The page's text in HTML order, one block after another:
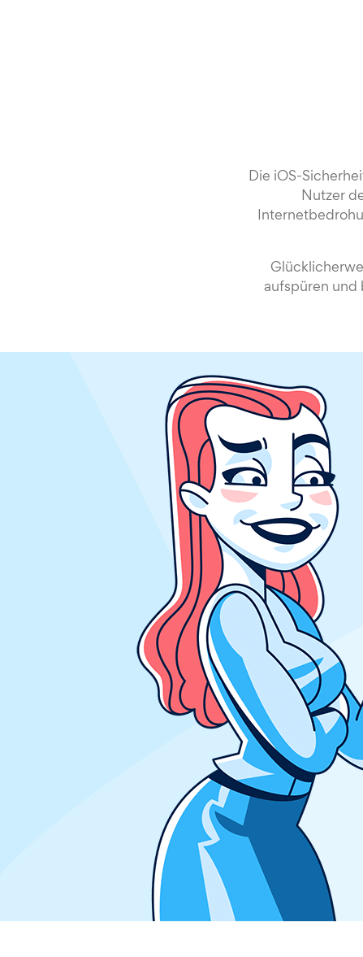
Die iOS-
Nutzer
aufspüren und